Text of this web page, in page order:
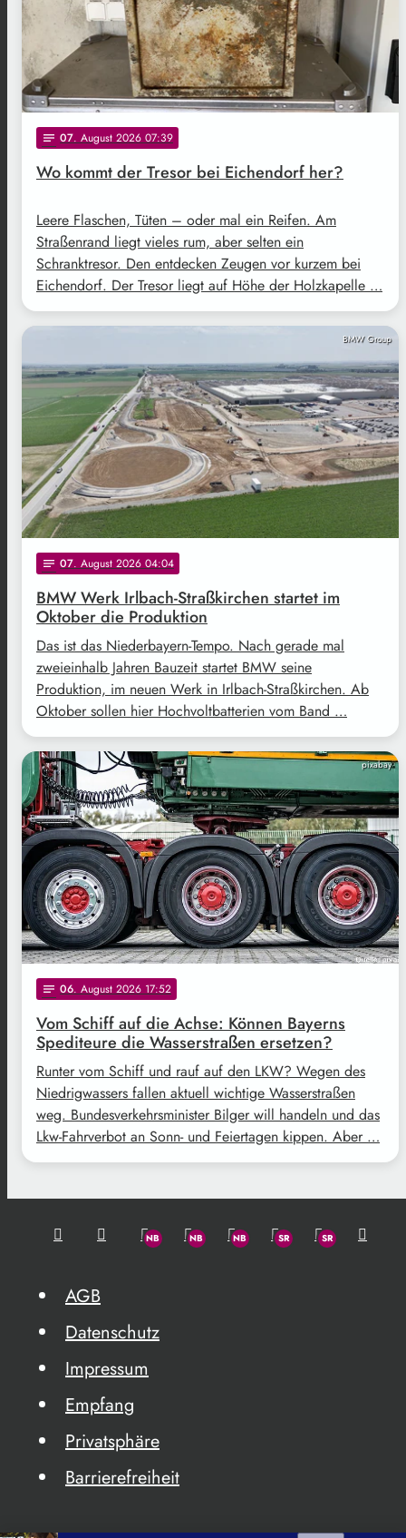
notes 07. August 2026 07:39
Wo kommt der Tresor bei Eichendorf her?
Leere Flaschen, Tüten – oder mal ein Reifen. Am
Straßenrand liegt vieles rum, aber selten ein
Schranktresor. Den entdecken Zeugen vor kurzem bei
Eichendorf. Der Tresor liegt auf Höhe der Holzkapelle …
BMW Group
notes 07. August 2026 04:04
BMW Werk Irlbach-Straßkirchen startet im
Oktober die Produktion
Das ist das Niederbayern-Tempo. Nach gerade mal
zweieinhalb Jahren Bauzeit startet BMW seine
Produktion, im neuen Werk in Irlbach-Straßkirchen. Ab
Oktober sollen hier Hochvoltbatterien vom Band …
pixabay
notes 06. August 2026 17:52
Vom Schiff auf die Achse: Können Bayerns
Spediteure die Wasserstraßen ersetzen?
Runter vom Schiff und rauf auf den LKW? Wegen des
Niedrigwassers fallen aktuell wichtige Wasserstraßen
weg. Bundesverkehrsminister Bilger will handeln und das
Lkw-Fahrverbot an Sonn- und Feiertagen kippen. Aber …
AGB
Datenschutz
Impressum
Empfang
Privatsphäre
Barrierefreiheit